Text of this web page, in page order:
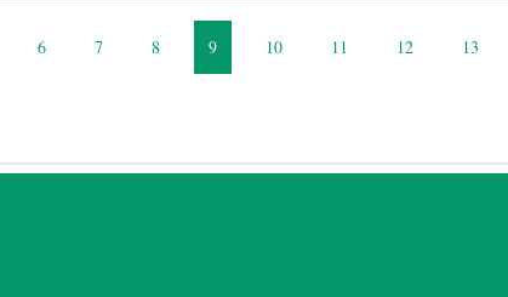
6 7 8 9 10 11 12 13